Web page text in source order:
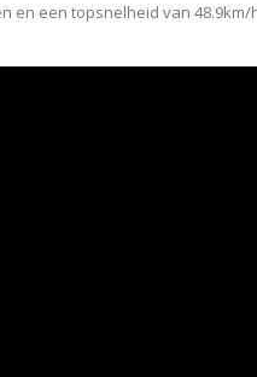
en een topsnelheid van 48.9km/